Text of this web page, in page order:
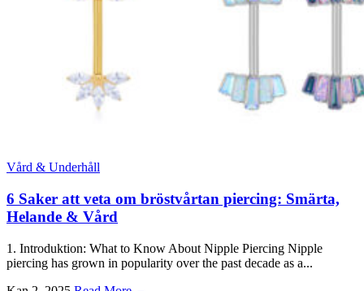
Vård & Underhåll
6 Saker att veta om bröstvårtan piercing: Smärta,
Helande & Vård
1. Introduktion: What to Know About Nipple Piercing Nipple
piercing has grown in popularity over the past decade as a...